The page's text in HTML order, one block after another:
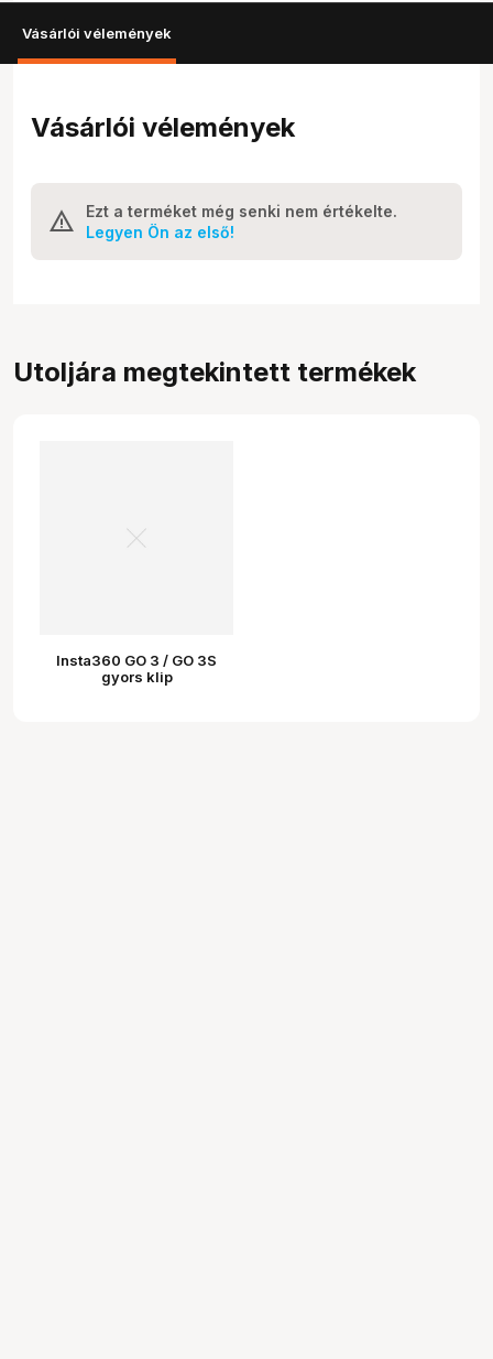
Vásárlói vélemények
Vásárlói vélemények
Ezt a terméket még senki nem értékelte.
Legyen Ön az első!
Utoljára megtekintett termékek
Insta360 GO 3 / GO 3S
gyors klip